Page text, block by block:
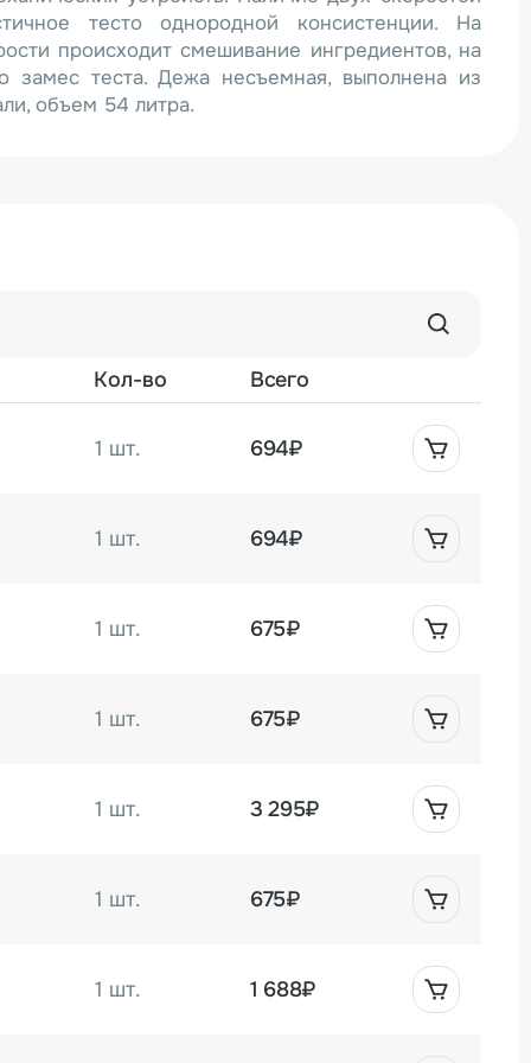
тесто однородной консистенции. На
происходит смешивание ингредиентов, на
замес теста. Дежа несъемная, выполнена из
объем 54 литра.
Кол-во Всего
1 шт. 694₽
1 шт. 694₽
1 шт. 675₽
1 шт. 675₽
1 шт. 3 295₽
1 шт. 675₽
1 шт. 1 688₽